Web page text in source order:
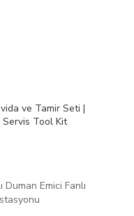
ve Tamir Seti |
Tool Kit